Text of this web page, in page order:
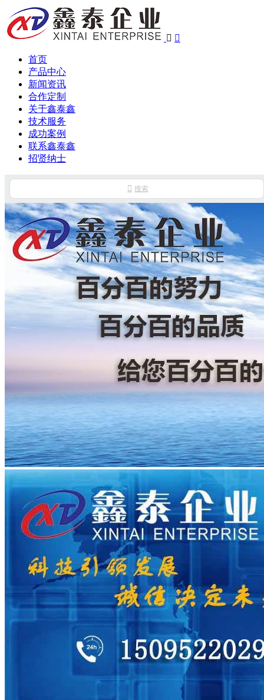
 
首页
产品中心
新闻资讯
合作定制
关于鑫泰鑫
技术服务
成功案例
联系鑫泰鑫
招贤纳士
 搜索